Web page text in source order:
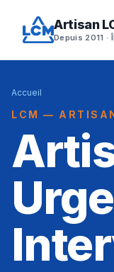
Artisan
Depuis 2011
Accueil
LCM —